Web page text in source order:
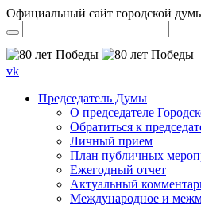
Официальный сайт городской
vk
Председатель Думы
О председателе
Обратиться к
Личный прием
План публичных
Ежегодный отчет
Актуальный
Международное и